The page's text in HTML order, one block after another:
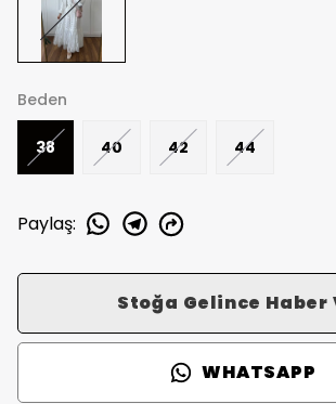
Beden
38 40 42 44
Paylaş:
Stoğa Gelince Haber
WHATSAPP